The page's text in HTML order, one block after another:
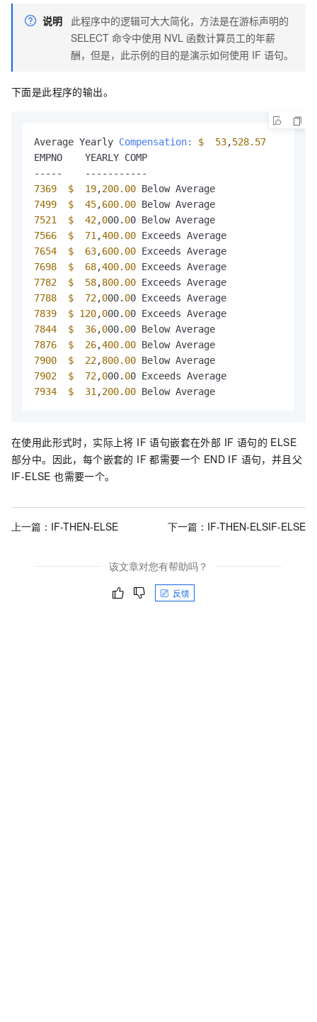
说明
此程序中的逻辑可大大简化，方法是在游标声明的
SELECT 命令中使用 NVL 函数计算员工的年薪
酬，但是，此示例的目的是演示如何使用 IF 语句。
下面是此程序的输出。
Average Yearly Compensation: $ 53,528.57
EMPNO    YEARLY COMP
7369
$ 19,200.00
7499
$ 45,600.00
7521
$ 42,000. 0
7566
$ 71 ,400.00
7654
$ 63,600.00
7698
$ 68,400.00
7782
$ 58,800.00
7788
$ 72,000. 0
7839
$ 120,000. 0
7844
$ 36,000. 0
7876
$ 26,400.00
7900
$ 22,800.00
7902
$ 72,000. 0
7934
$ 31 ,200.00 Below Average
在使用此形式时，实际上将 IF 语句嵌套在外部 IF 语句的 ELSE
部分中。因此，每个嵌套的 IF 都需要一个 END IF 语句，并且父
IF-ELSE 也需要一个。
上一篇： IF-THEN-ELSE 下一篇： IF-THEN-ELSIF-ELSE
该文章对您有帮助吗？
反馈